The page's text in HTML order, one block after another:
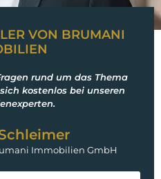
VON BRUMANI
rund um das Thema
kostenlos bei unseren
Immobilien GmbH